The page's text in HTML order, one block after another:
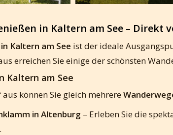
in Kaltern am See – Direkt
Kaltern am See ist der ideale
erreichen Sie einige der schönsten
Kaltern am See
können Sie gleich mehrere
in Altenburg – Erleben Sie die